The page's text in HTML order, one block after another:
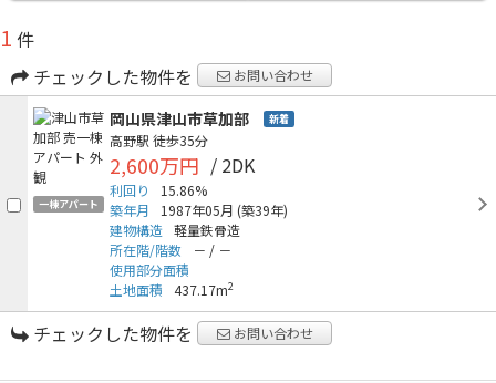
1 件
チェックした物件を
お問い合わせ
一棟アパート
岡山県津山市草加部 新着
高野駅 徒歩35分
2,600万円 / 2DK
利回り
15.86%
築年月
1987年05月 (築39年)
建物構造 軽量鉄骨造
所在階/階数
－ / －
使用部分面積
土地面積
437.17m2
チェックした物件を お問い合わせ